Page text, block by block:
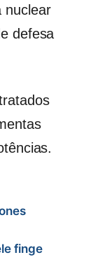
nuclear
defesa
finge